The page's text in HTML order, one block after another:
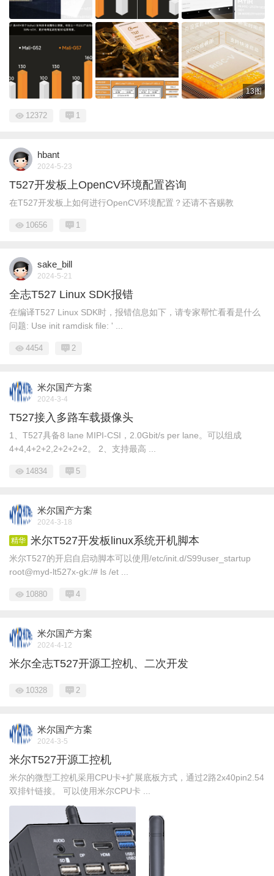
13图
12372 1
hbant
2024-5-23
T527开发板上OpenCV环境配置咨询
在T527开发板上如何进行OpenCV环境配置？还请不吝赐教
10656 1
sake_bill
2024-5-21
全志T527 Linux SDK报错
在编译T527 Linux SDK时，报错信息如下，请专家帮忙看看是什么
问题: Use init ramdisk file: ' ...
4454 2
米尔国产方案
2024-3-4
T527接入多路车载摄像头
1、T527具备8 lane MIPI-CSI，2.0Gbit/s per lane。可以组成
4+4,4+2+2,2+2+2+2。 2、支持最高 ...
14834 5
米尔国产方案
2024-3-18
精华 米尔T527开发板linux系统开机脚本
米尔T527的开启自启动脚本可以使用/etc/init.d/S99user_startup
root@myd-lt527x-gk:/# ls /et ...
10880 4
米尔国产方案
2024-4-12
米尔全志T527开源工控机、二次开发
10328 2
米尔国产方案
2024-3-5
米尔T527开源工控机
米尔的微型工控机采用CPU卡+扩展底板方式，通过2路2x40pin2.54
双排针链接。 可以使用米尔CPU卡 ...